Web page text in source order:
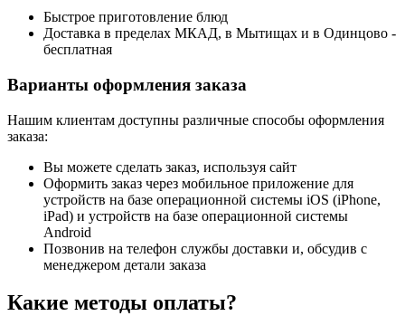
Быстрое приготовление блюд
Доставка в пределах МКАД, в Мытищах и в Одинцово -
бесплатная
Варианты оформления заказа
Нашим клиентам доступны различные способы оформления
заказа:
Вы можете сделать заказ, используя сайт
Оформить заказ через мобильное приложение для
устройств на базе операционной системы iOS (iPhone,
iPad) и устройств на базе операционной системы
Android
Позвонив на телефон службы доставки и, обсудив с
менеджером детали заказа
Какие методы оплаты?